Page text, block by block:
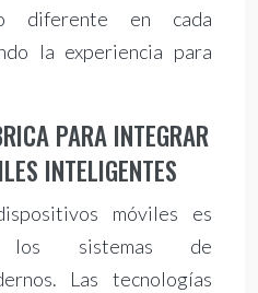
diferente en cada
la experiencia para
PARA INTEGRAR
INTELIGENTES
móviles es
los sistemas de
Las tecnologías